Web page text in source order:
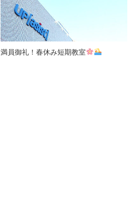
満員御礼！春休み短期教室